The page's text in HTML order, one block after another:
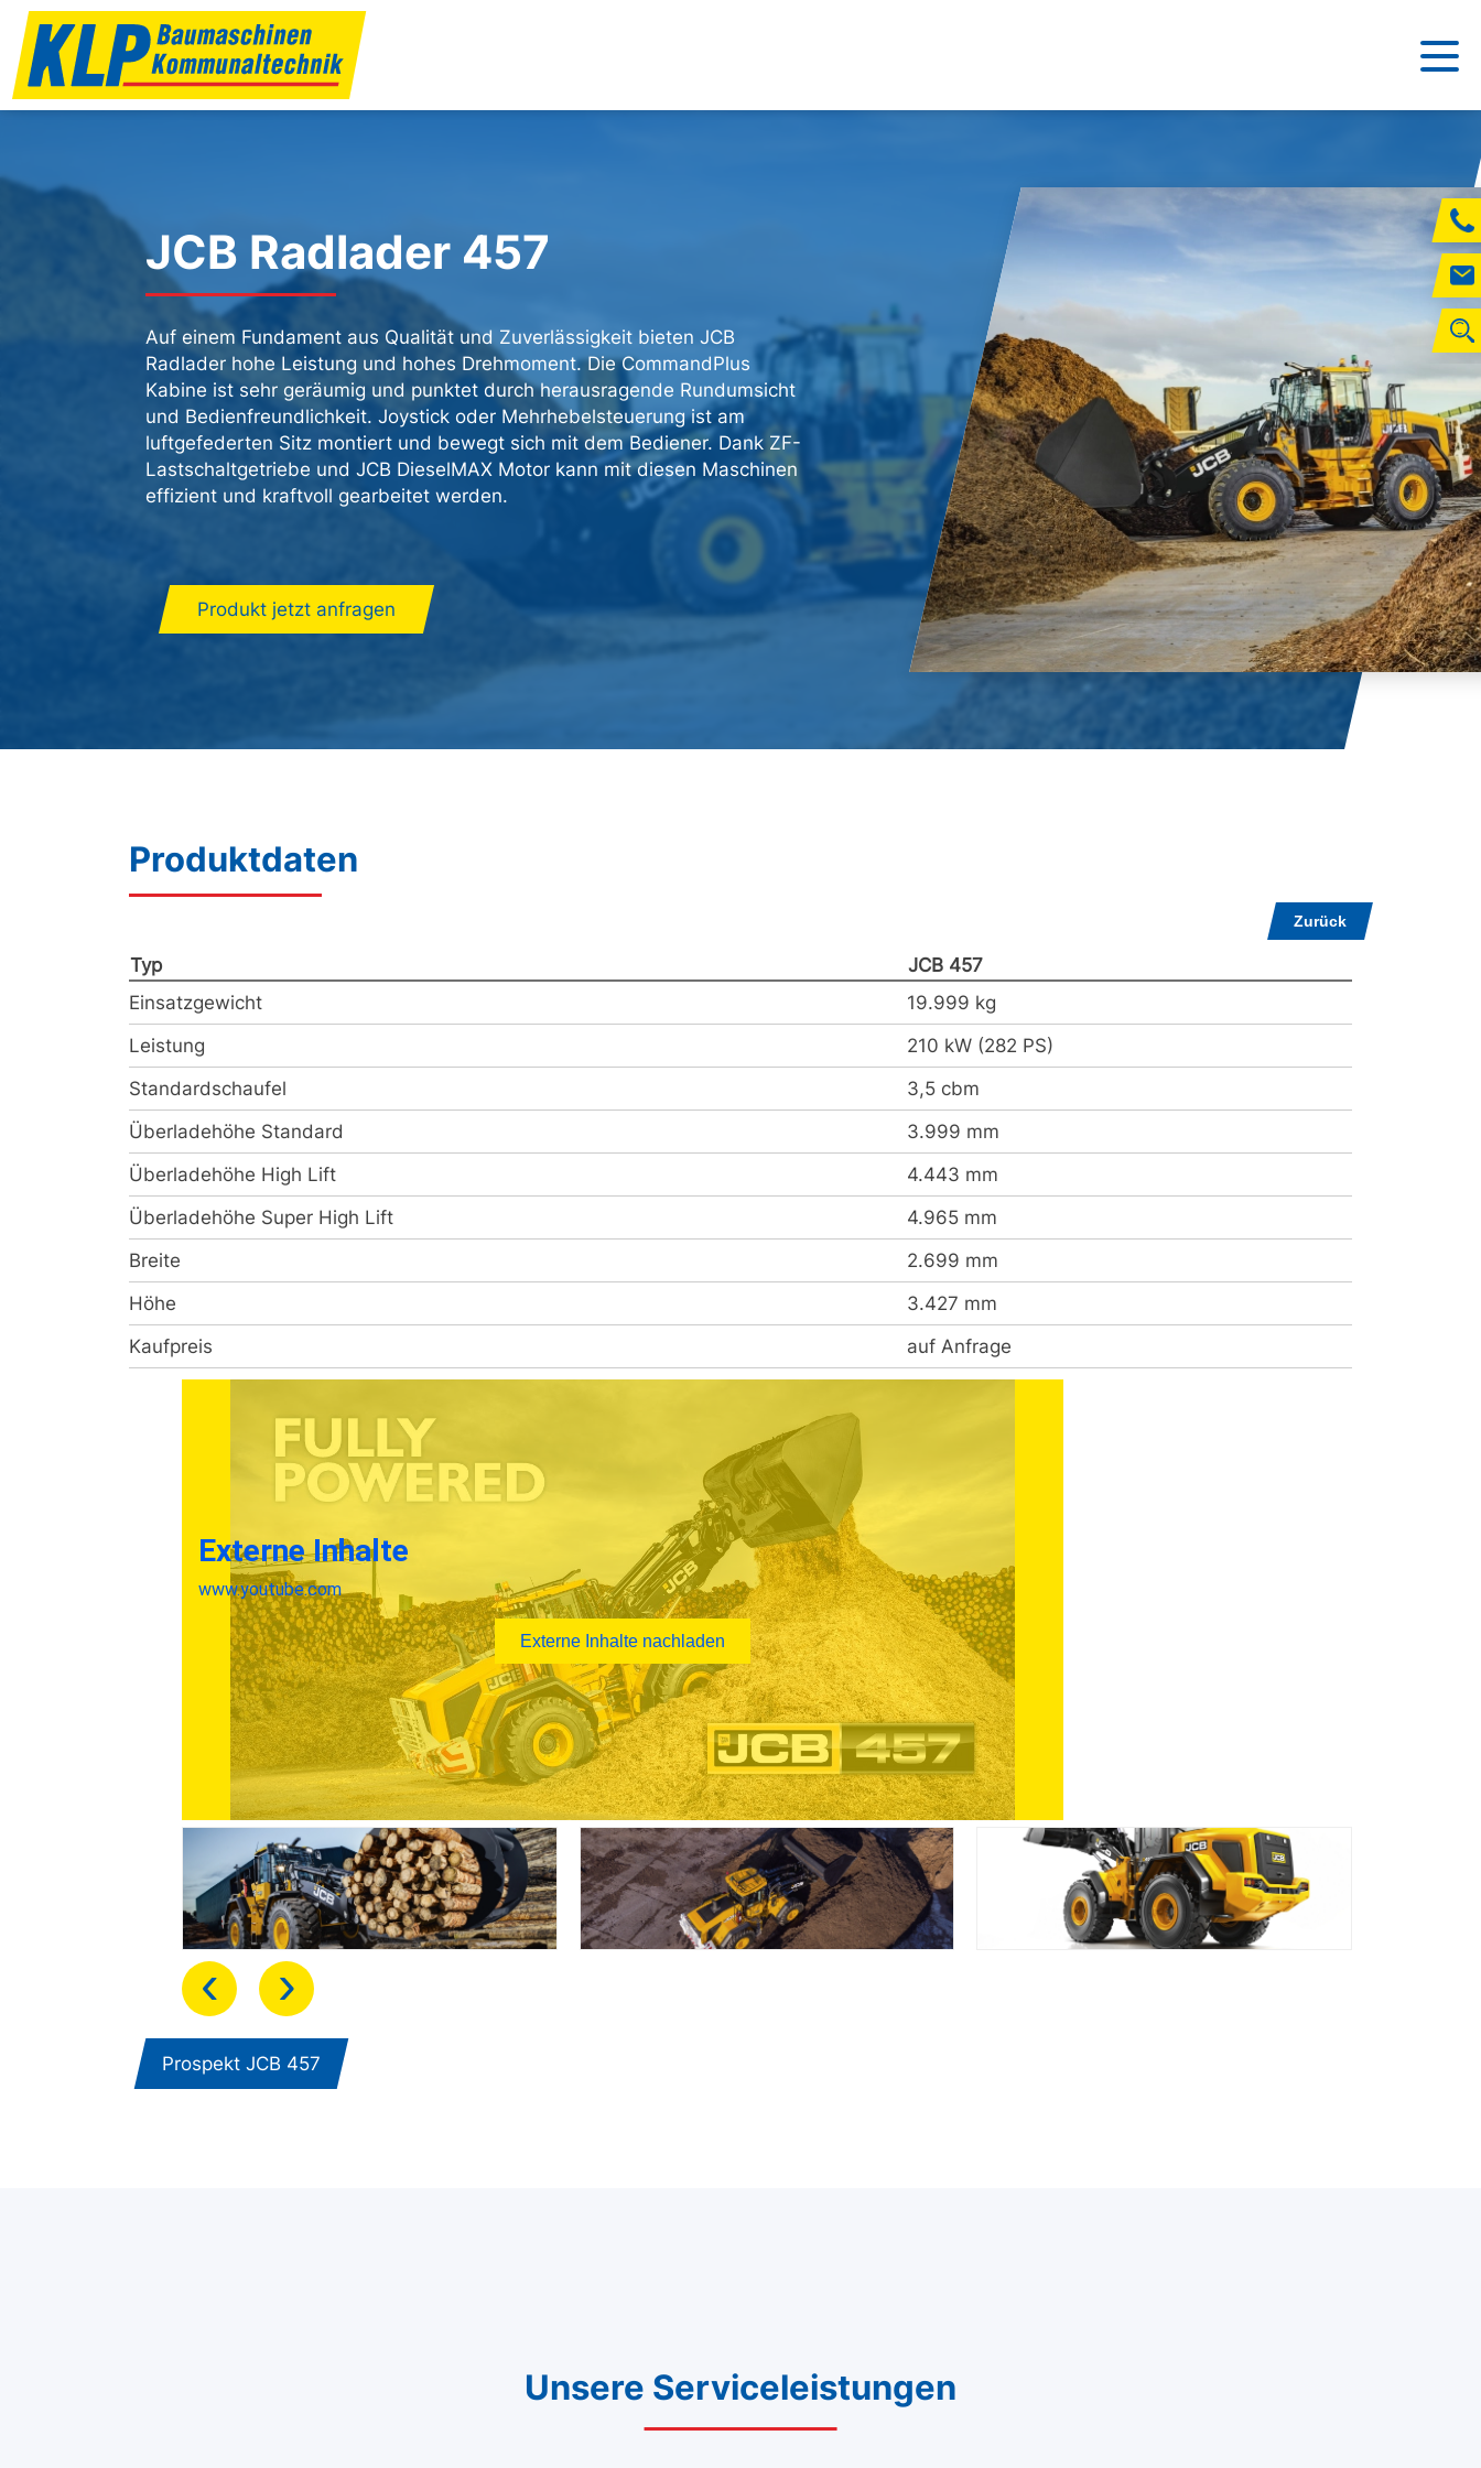
JCB Radlader 457
Auf einem Fundament aus Qualität und Zuverlässigkeit bieten JCB
Radlader hohe Leistung und hohes Drehmoment. Die CommandPlus
Kabine ist sehr geräumig und punktet durch herausragende Rundumsicht
und Bedienfreundlichkeit. Joystick oder Mehrhebelsteuerung ist am
luftgefederten Sitz montiert und bewegt sich mit dem Bediener. Dank ZF-
Lastschaltgetriebe und JCB DieselMAX Motor kann mit diesen Maschinen
effizient und kraftvoll gearbeitet werden.
Produkt jetzt anfragen
Produktdaten
Zurück
Typ
JCB 457
Einsatzgewicht
19.999 kg
Leistung
210 kW (282 PS)
Standardschaufel
3,5 cbm
Überladehöhe Standard
3.999 mm
Überladehöhe High Lift
4.443 mm
Überladehöhe Super High Lift
4.965 mm
Breite
2.699 mm
Höhe
3.427 mm
Kaufpreis
auf Anfrage
‹ ›
Prospekt JCB 457
Unsere Serviceleistungen